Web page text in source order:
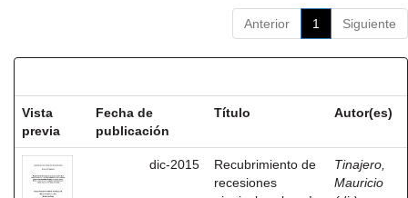
Anterior 1 Siguiente
Vista
previa
Fecha de
publicación
Título Autor(es)
dic-2015
Recubrimiento de
recesiones
Tinajero,
Mauricio